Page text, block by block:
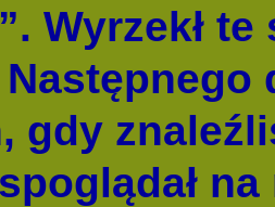
Wyrzekł
gdy